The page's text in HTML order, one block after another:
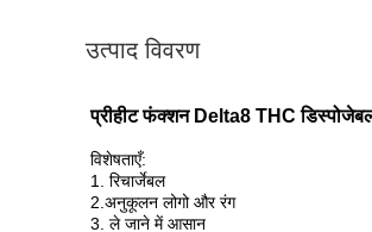
उत्पाद विवरण
प्रीहीट फंक्शन Delta8 THC
विशेषताएँ:
1. रिचार्जेबल
2. अनुकूलन लोगो और रंग
3. ले जाने में आसान